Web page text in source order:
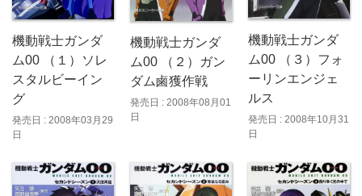
機動戦士ガンダ
ム00 （１）ソレ
スタルビーイン
グ
発売日 : 2008年03月29
日
機動戦士ガンダ
ム00 （２）ガン
ダム鹵獲作戦
発売日 : 2008年08月01
日
機動戦士ガンダ
ム00 （３）フォ
ーリンエンジェ
ルス
発売日 : 2008年10月31
日